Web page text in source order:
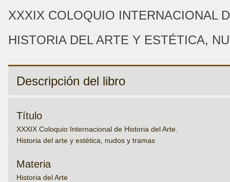
XXXIX COLOQUIO INTERNACIONAL
HISTORIA DEL ARTE Y ESTÉTICA,
Descripción del libro
Título
XXXIX Coloquio Internacional de Historia del Arte.
Historia del arte y estética, nudos y tramas
Materia
Historia del Arte